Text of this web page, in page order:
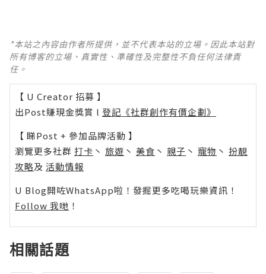
*本站之內容由作者所提供，並不代表本站的立場。因此本站對
所有博客的立場、真實性、準確性及完整性不負任何法律責
任。
【 U Creator 招募 】
出Post賺現金獎賞 l 登記《社群創作有價企劃》
【 睇Post + 參加品牌活動 】
瀏覽更多社群 打卡 丶 旅遊 丶 美食 丶 親子 丶 寵物 丶 扮靚
攻略及 活動情報
U Blog開咗WhatsApp啦！發掘更多吃喝玩樂資訊！
Follow 我哋 ！
相關話題